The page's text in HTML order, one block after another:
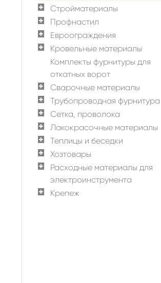
Стройматериалы
Профнастил
Евроограждения
Кровельные материалы
Комплекты фурнитуры для
откатных ворот
Сварочные материалы
Трубопроводная фурнитура
Сетка, проволока
Лакокрасочные материалы
Теплицы и беседки
Хозтовары
Расходные материалы для
электроинструмента
Крепеж